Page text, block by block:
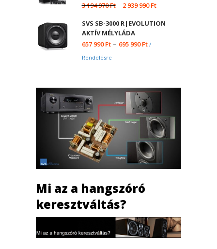
3 194 970Ft 2 939 990Ft
SVS SB-3000 R|EVOLUTION
AKTÍV MÉLYLÁDA
657 990Ft– 695 990Ft/
Rendelésre
Mi az a hangszóró
keresztváltás?